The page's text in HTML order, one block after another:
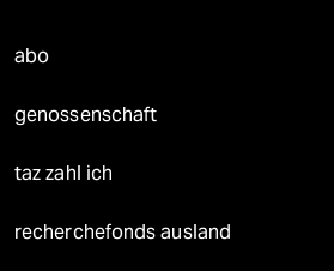
abo
genossenschaft
taz zahl ich
recherchefonds ausland